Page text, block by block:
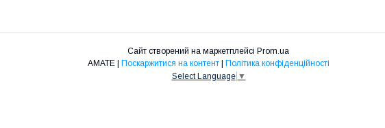
Сайт створений на маркетплейсі Prom.ua
АМАТЕ | Поскаржитися на контент | Політика конфіденційності
Select Language ▼